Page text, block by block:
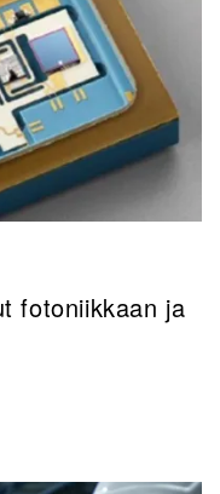
fotoniikkaan ja